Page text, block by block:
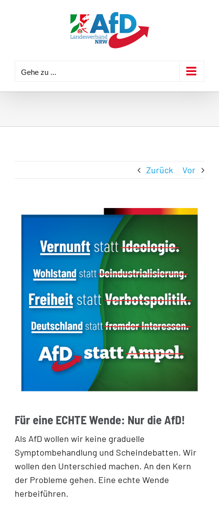
Gehe zu ...
Zurück Vor
Für eine ECHTE Wende: Nur die AfD!
Als AfD wollen wir keine graduelle
Symptombehandlung und Scheindebatten. Wir
wollen den Unterschied machen. An den Kern
der Probleme gehen. Eine echte Wende
herbeiführen.